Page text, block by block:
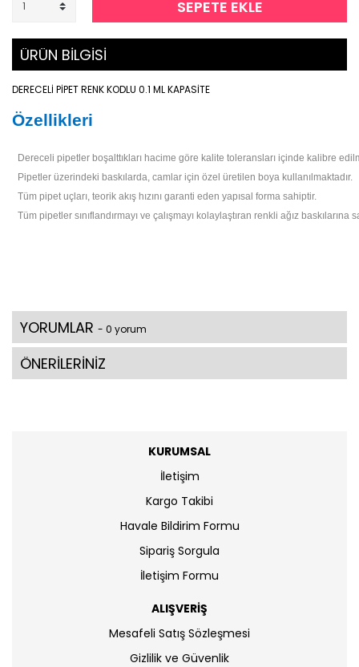
SEPETE EKLE
ÜRÜN BİLGİSİ
DERECELİ PİPET RENK KODLU 0.1 ML KAPASİTE
Özellikleri
Dereceli pipetler boşalttıkları hacime göre kalite toleransları içinde kalibre
Pipetler üzerindeki baskılarda, camlar için özel üretilen boya kullanılmaktadır.
Tüm pipet uçları, teorik akış hızını garanti eden yapısal forma sahiptir.
Tüm pipetler sınıflandırmayı ve çalışmayı kolaylaştıran renkli ağız baskılarına
YORUMLAR - 0 yorum
ÖNERİLERİNİZ
KURUMSAL
İletişim
Kargo Takibi
Havale Bildirim Formu
Sipariş Sorgula
İletişim Formu
ALIŞVERİŞ
Mesafeli Satış Sözleşmesi
Gizlilik ve Güvenlik